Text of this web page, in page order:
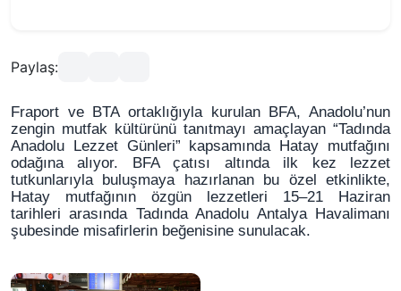
Paylaş:
Fraport ve BTA ortaklığıyla kurulan BFA, Anadolu’nun
zengin mutfak kültürünü tanıtmayı amaçlayan “Tadında
Anadolu Lezzet Günleri” kapsamında Hatay mutfağını
odağına alıyor. BFA çatısı altında ilk kez lezzet
tutkunlarıyla buluşmaya hazırlanan bu özel etkinlikte,
Hatay mutfağının özgün lezzetleri 15–21 Haziran
tarihleri arasında Tadında Anadolu Antalya Havalimanı
şubesinde misafirlerin beğenisine sunulacak.